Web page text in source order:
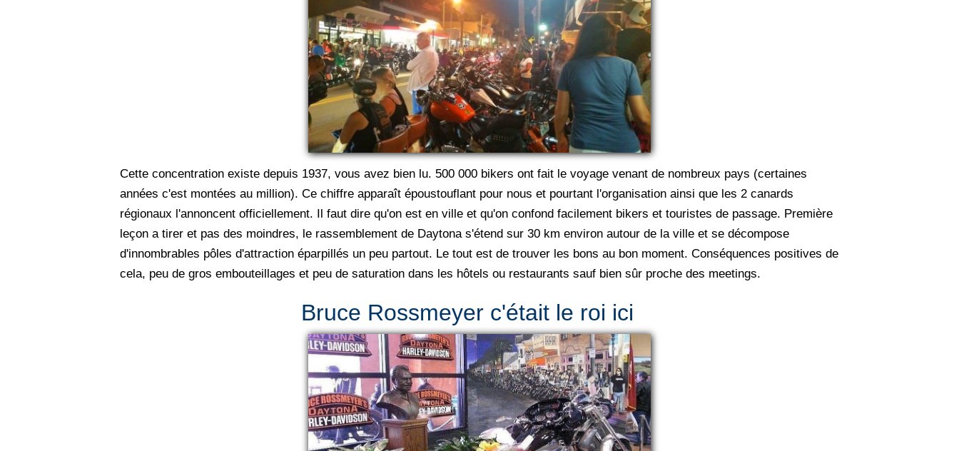
Cette concentration existe depuis 1937, vous avez bien lu. 500 000 bikers ont fait le voyage venant de nombreux pays (certaines
années c'est montées au million). Ce chiffre apparaît époustouflant pour nous et pourtant l'organisation ainsi que les 2 canards
régionaux l'annoncent officiellement. Il faut dire qu'on est en ville et qu'on confond facilement bikers et touristes de passage. Première
leçon a tirer et pas des moindres, le rassemblement de Daytona s'étend sur 30 km environ autour de la ville et se décompose
d'innombrables pôles d'attraction éparpillés un peu partout. Le tout est de trouver les bons au bon moment. Conséquences positives de
cela, peu de gros embouteillages et peu de saturation dans les hôtels ou restaurants sauf bien sûr proche des meetings.
Bruce Rossmeyer c'était le roi ici